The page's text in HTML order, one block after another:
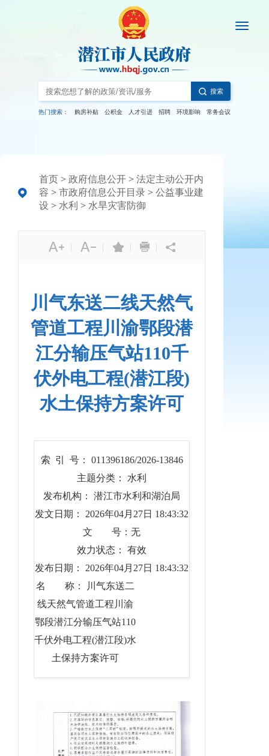
搜索
热门搜索： 购房补贴 公积金 人才引进 招聘 环境影响 常务会议
首页 > 政府信息公开 > 法定主动公开内
容 > 市政府信息公开目录 > 公益事业建
设 > 水利 > 水旱灾害防御
| | | |
川气东送二线天然气
管道工程川渝鄂段潜
江分输压气站110千
伏外电工程(潜江段)
水土保持方案许可
索 引 号： 011396186/2026-13846
主题分类： 水利
发布机构： 潜江市水利和湖泊局
发文日期： 2026年04月27日 18:43:32
文 号：无
效力状态： 有效
发布日期： 2026年04月27日 18:43:32
名 称： 川气东送二
线天然气管道工程川渝
鄂段潜江分输压气站110
千伏外电工程(潜江段)水
土保持方案许可